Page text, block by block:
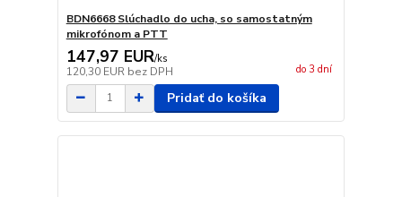
BDN6668 Slúchadlo do ucha, so samostatným
mikrofónom a PTT
147,97 EUR/ks
120,30 EUR bez DPH do 3 dní
Pridať do košíka